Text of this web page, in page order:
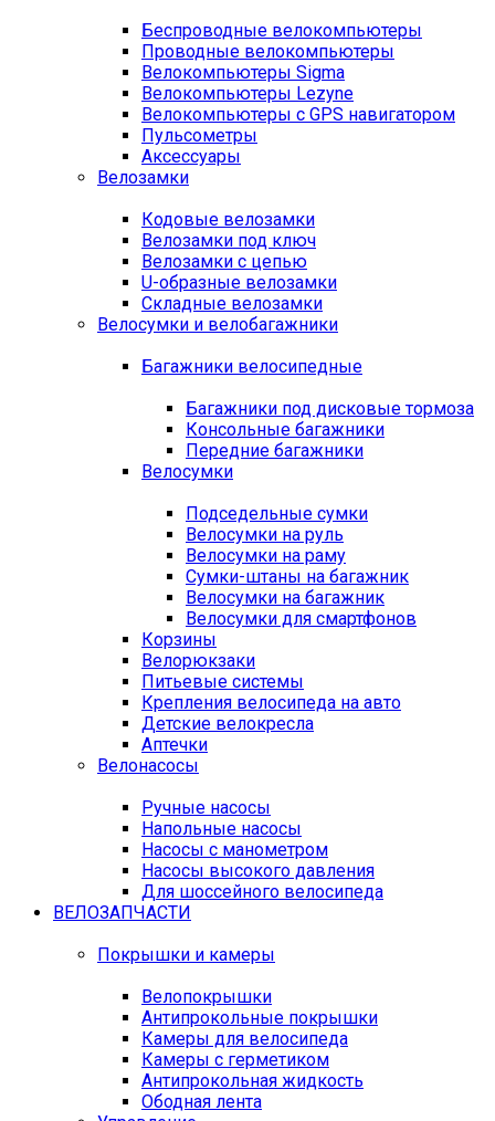
Беспроводные велокомпьютеры
Проводные велокомпьютеры
Велокомпьютеры Sigma
Велокомпьютеры Lezyne
Велокомпьютеры с GPS навигатором
Пульсометры
Аксессуары
Велозамки
Кодовые велозамки
Велозамки под ключ
Велозамки с цепью
U-образные велозамки
Складные велозамки
Велосумки и велобагажники
Багажники велосипедные
Багажники под дисковые тормоза
Консольные багажники
Передние багажники
Велосумки
Подседельные сумки
Велосумки на руль
Велосумки на раму
Сумки-штаны на багажник
Велосумки на багажник
Велосумки для смартфонов
Корзины
Велорюкзаки
Питьевые системы
Крепления велосипеда на авто
Детские велокресла
Аптечки
Велонасосы
Ручные насосы
Напольные насосы
Насосы с манометром
Насосы высокого давления
Для шоссейного велосипеда
ВЕЛОЗАПЧАСТИ
Покрышки и камеры
Велопокрышки
Антипрокольные покрышки
Камеры для велосипеда
Камеры с герметиком
Антипрокольная жидкость
Ободная лента